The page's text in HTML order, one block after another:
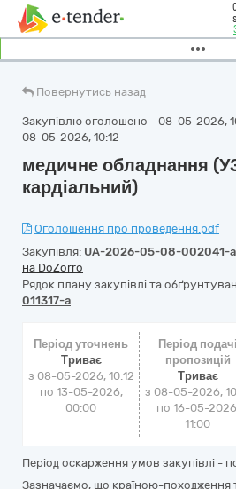
Повернутись назад
Закупівлю оголошено - 08-05-2026,
08-05-2026, 10:12
медичне обладнання
кардіальний)
Оголошення про проведення.pdf
Закупівля: UA-2026-05-08-002041-a
на DoZorro
Рядок плану закупівлі та
011317-a
Період уточнень
Триває
з 08-05-2026, 10:12
по 13-05-2026,
00:00
Період подачі
пропозицій
Триває
з 08-05-2026,
по 16-05-
11:00
Період оскарження умов закупівлі -
Зазначаємо, що країною-походження